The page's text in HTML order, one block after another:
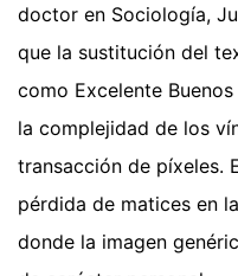
doctor en Sociología,
que la sustitución del
como Excelente
la complejidad de los
transacción de píxeles.
pérdida de matices en
donde la imagen